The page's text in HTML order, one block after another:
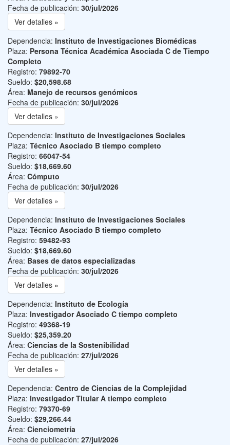
Fecha de publicación: 30/jul/2026
Ver detalles »
Dependencia: Instituto de Investigaciones Biomédicas
Plaza: Persona Técnica Académica Asociada C de Tiempo
Completo
Registro: 79892-70
Sueldo: $20,598.68
Área: Manejo de recursos genómicos
Fecha de publicación: 30/jul/2026
Ver detalles »
Dependencia: Instituto de Investigaciones Sociales
Plaza: Técnico Asociado B tiempo completo
Registro: 66047-54
Sueldo: $18,669.60
Área: Cómputo
Fecha de publicación: 30/jul/2026
Ver detalles »
Dependencia: Instituto de Investigaciones Sociales
Plaza: Técnico Asociado B tiempo completo
Registro: 59482-93
Sueldo: $18,669.60
Área: Bases de datos especializadas
Fecha de publicación: 30/jul/2026
Ver detalles »
Dependencia: Instituto de Ecología
Plaza: Investigador Asociado C tiempo completo
Registro: 49368-19
Sueldo: $25,359.20
Área: Ciencias de la Sostenibilidad
Fecha de publicación: 27/jul/2026
Ver detalles »
Dependencia: Centro de Ciencias de la Complejidad
Plaza: Investigador Titular A tiempo completo
Registro: 79370-69
Sueldo: $29,266.44
Área: Cienciometría
Fecha de publicación: 27/jul/2026